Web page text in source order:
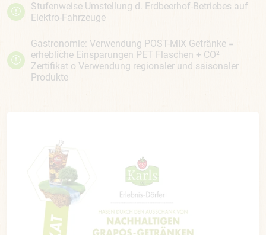
Stufenweise Umstellung d. Erdbeerhof-Betriebes auf
Elektro-Fahrzeuge
Gastronomie: Verwendung POST-MIX Getränke =
erhebliche Einsparungen PET Flaschen + CO²
Zertifikat o Verwendung regionaler und saisonaler
Produkte